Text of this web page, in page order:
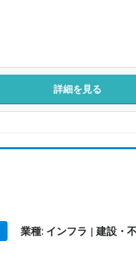
詳細を見る
業種: インフラ | 建設・